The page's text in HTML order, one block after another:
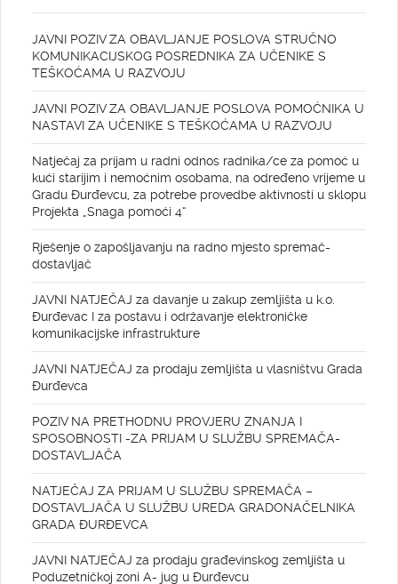
JAVNI POZIV ZA OBAVLJANJE POSLOVA STRUČNO
KOMUNIKACIJSKOG POSREDNIKA ZA UČENIKE S
TEŠKOĆAMA U RAZVOJU
JAVNI POZIV ZA OBAVLJANJE POSLOVA POMOĆNIKA U
NASTAVI ZA UČENIKE S TEŠKOĆAMA U RAZVOJU
Natječaj za prijam u radni odnos radnika/ce za pomoć u
kući starijim i nemoćnim osobama, na određeno vrijeme u
Gradu Đurđevcu, za potrebe provedbe aktivnosti u sklopu
Projekta „Snaga pomoći 4“
Rješenje o zapošljavanju na radno mjesto spremač-
dostavljač
JAVNI NATJEČAJ za davanje u zakup zemljišta u k.o.
Đurđevac I za postavu i održavanje elektroničke
komunikacijske infrastrukture
JAVNI NATJEČAJ za prodaju zemljišta u vlasništvu Grada
Đurđevca
POZIV NA PRETHODNU PROVJERU ZNANJA I
SPOSOBNOSTI -ZA PRIJAM U SLUŽBU SPREMAČA-
DOSTAVLJAČA
NATJEČAJ ZA PRIJAM U SLUŽBU SPREMAČA –
DOSTAVLJAČA U SLUŽBU UREDA GRADONAČELNIKA
GRADA ĐURĐEVCA
JAVNI NATJEČAJ za prodaju građevinskog zemljišta u
Poduzetničkoj zoni A- jug u Đurđevcu